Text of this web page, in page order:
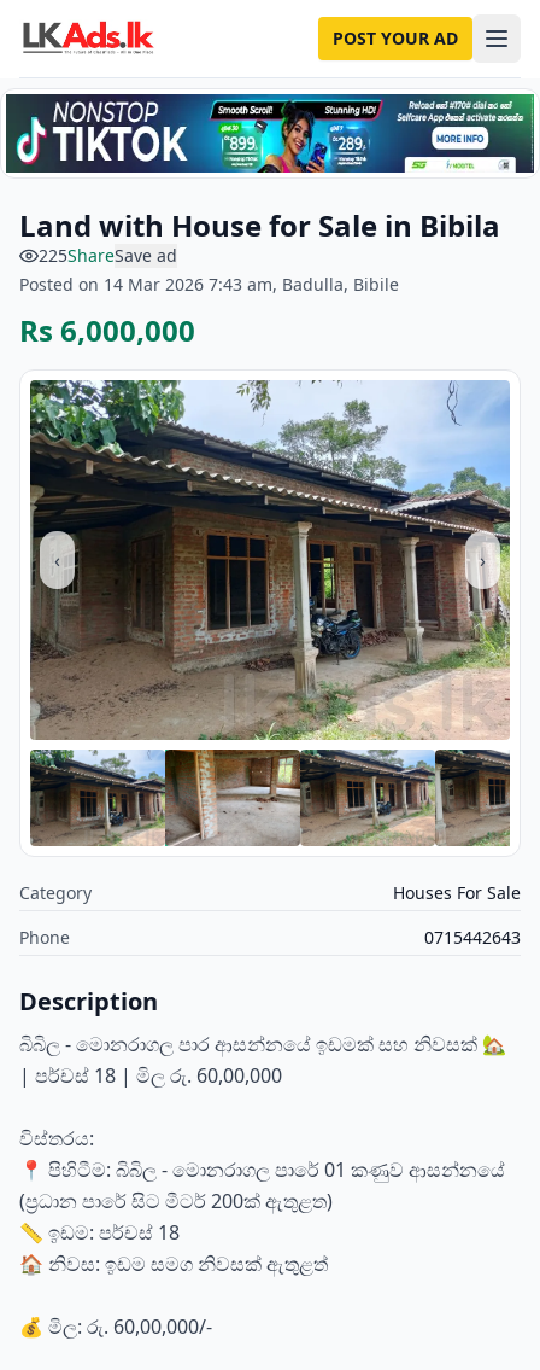
POST YOUR AD
Land with House for Sale in Bibila
225ShareSave ad
Posted on 14 Mar 2026 7:43 am, Badulla, Bibile
Rs 6,000,000
‹ ›
Category
Houses For Sale
Phone
0715442643
Description
බිබිල - මොනරාගල පාර ආසන්නයේ ඉඩමක් සහ නිවසක් 🏡
| පර්චස් 18 | මිල රු. 60,00,000
විස්තරය:
📍 පිහිටීම: බිබිල - මොනරාගල පාරේ 01 කණුව ආසන්නයේ
(ප්‍රධාන පාරේ සිට මීටර් 200ක් ඇතුළත)
📏 ඉඩම: පර්චස් 18
🏠 නිවස: ඉඩම සමග නිවසක් ඇතුළත්
💰 මිල: රු. 60,00,000/-